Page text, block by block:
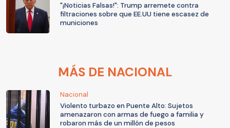
"¡Noticias Falsas!": Trump arremete contra
filtraciones sobre que EE.UU tiene escasez de
municiones
MÁS DE NACIONAL
Nacional
Violento turbazo en Puente Alto: Sujetos
amenazaron con armas de fuego a familia y
robaron más de un millón de pesos